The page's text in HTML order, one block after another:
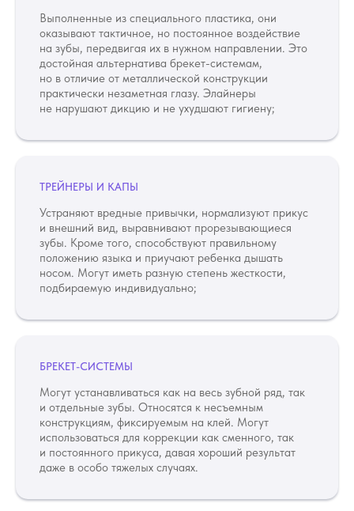
Выполненные из специального пластика, они
оказывают тактичное, но постоянное воздействие
на зубы, передвигая их в нужном направлении. Это
достойная альтернатива брекет-системам,
но в отличие от металлической конструкции
практически незаметная глазу. Элайнеры
не нарушают дикцию и не ухудшают гигиену;
ТРЕЙНЕРЫ И КАПЫ
Устраняют вредные привычки, нормализуют прикус
и внешний вид, выравнивают прорезывающиеся
зубы. Кроме того, способствуют правильному
положению языка и приучают ребенка дышать
носом. Могут иметь разную степень жесткости,
подбираемую индивидуально;
БРЕКЕТ-СИСТЕМЫ
Могут устанавливаться как на весь зубной ряд, так
и отдельные зубы. Относятся к несъемным
конструкциям, фиксируемым на клей. Могут
использоваться для коррекции как сменного, так
и постоянного прикуса, давая хороший результат
даже в особо тяжелых случаях.
Услуги и цены